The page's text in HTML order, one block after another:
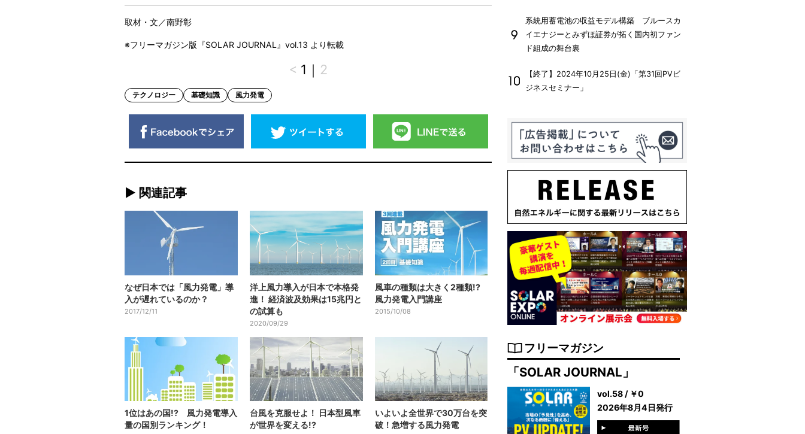
取材・文／南野彰
※フリーマガジン版『SOLAR JOURNAL』vol.13 より転載
< 1 ｜ 2
テクノロジー 基礎知識 風力発電
► 関連記事
なぜ日本では「風力発電」導
入が遅れているのか？
2017/12/11
洋上風力導入が日本で本格発
進！ 経済波及効果は15兆円と
の試算も
2020/09/29
風車の種類は大きく2種類!?
風力発電入門講座
2015/10/08
1位はあの国!? 風力発電導入
量の国別ランキング！
台風を克服せよ！ 日本型風車
が世界を変える!?
いよいよ全世界で30万台を突
破！急増する風力発電
系統用蓄電池の収益モデル構築 ブルースカ
イエナジーとみずほ証券が拓く国内初ファン
ド組成の舞台裏
【終了】2024年10月25日(金)「第31回PVビ
ジネスセミナー」
フリーマガジン
「SOLAR JOURNAL」
vol.58 / ￥0
2026年8月4日発行